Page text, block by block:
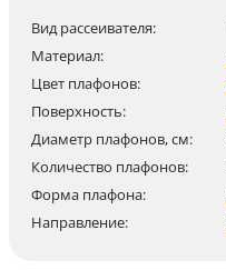
Вид рассеивателя:
Материал:
Цвет плафонов:
Поверхность:
Диаметр плафонов, см:
Количество плафонов:
Форма плафона:
Направление: